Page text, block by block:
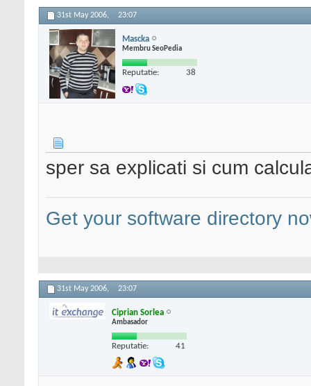
31st May 2006, 23:07
Mascka
Membru SeoPedia
Reputatie: 38
sper sa explicati si cum
Get your software directory
31st May 2006, 23:07
Ciprian Sorlea
Ambasador
Reputatie: 41